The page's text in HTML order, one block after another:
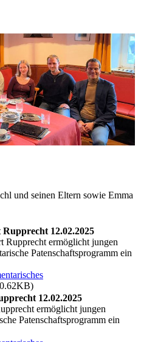
und seinen Eltern sowie Emma
12.02.2025
Rupprecht ermöglicht jungen
Patenschaftsprogramm ein
12.02.2025
ermöglicht jungen
Patenschaftsprogramm ein